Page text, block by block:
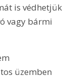
is védhetjük
vagy bármi
üzemben